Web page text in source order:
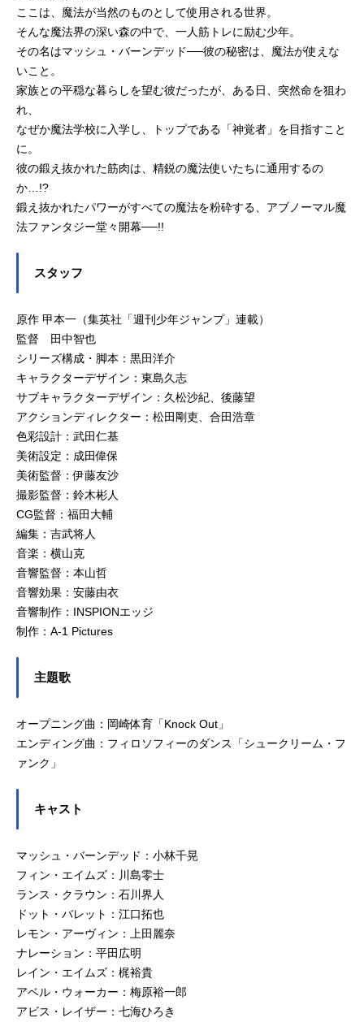
ここは、魔法が当然のものとして使用される世界。
そんな魔法界の深い森の中で、一人筋トレに励む少年。
その名はマッシュ・バーンデッド──彼の秘密は、魔法が使えな
いこと。
家族との平穏な暮らしを望む彼だったが、ある日、突然命を狙わ
れ、
なぜか魔法学校に入学し、トップである「神覚者」を目指すこと
に。
彼の鍛え抜かれた筋肉は、精鋭の魔法使いたちに通用するの
か…!?
鍛え抜かれたパワーがすべての魔法を粉砕する、アブノーマル魔
法ファンタジー堂々開幕──!!
スタッフ
原作 甲本一（集英社「週刊少年ジャンプ」連載）
監督 田中智也
シリーズ構成・脚本：黒田洋介
キャラクターデザイン：東島久志
サブキャラクターデザイン：久松沙紀、後藤望
アクションディレクター：松田剛吏、合田浩章
色彩設計：武田仁基
美術設定：成田偉保
美術監督：伊藤友沙
撮影監督：鈴木彬人
CG監督：福田大輔
編集：吉武将人
音楽：横山克
音響監督：本山哲
音響効果：安藤由衣
音響制作：INSPIONエッジ
制作：A-1 Pictures
主題歌
オープニング曲：岡崎体育「Knock Out」
エンディング曲：フィロソフィーのダンス「シュークリーム・フ
ァンク」
キャスト
マッシュ・バーンデッド：小林千晃
フィン・エイムズ：川島零士
ランス・クラウン：石川界人
ドット・バレット：江口拓也
レモン・アーヴィン：上田麗奈
ナレーション：平田広明
レイン・エイムズ：梶裕貴
アベル・ウォーカー：梅原裕一郎
アビス・レイザー：七海ひろき